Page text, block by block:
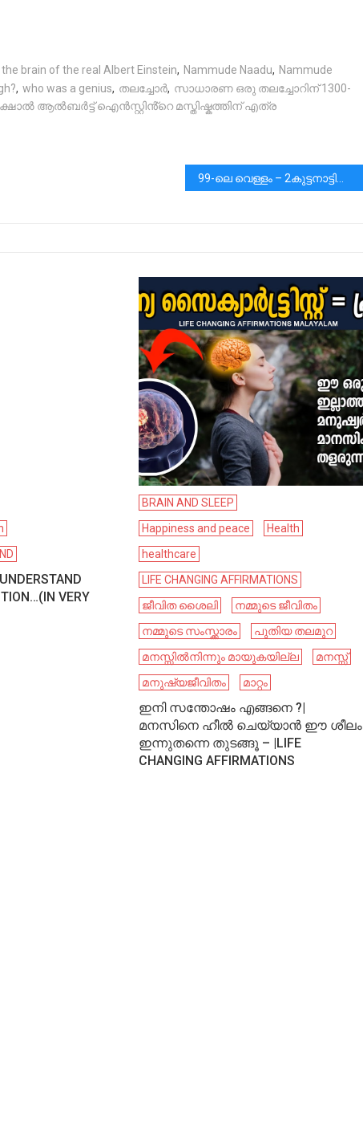
brain of the real Albert Einstein, Nammude Naadu, Nammude
, who was a genius, തലച്ചോർ, സാധാരണ ഒരു തലച്ചോറിന് 1300-
ആൽബർട്ട് ഐൻസ്റ്റിൻ്റെ മസ്തിഷ്കത്തിന് എത്ര
99-ലെ വെള്ളം – 2കുട്ടനാട്ടിൽ പെട്ടകങ്ങൾ
VERY
BRAIN AND SLEEP
Happiness and peace
Health
healthcare
LIFE CHANGING AFFIRMATIONS
ജീവിത ശൈലി
നമ്മുടെ ജീവിതം
നമ്മുടെ സംസ്ക്കാരം
പുതിയ തലമുറ
മനസ്സിൽനിന്നും മായുകയില്ല
മനസ്സ്
മനുഷ്യജീവിതം
മാറ്റം
ഇനി സന്തോഷം എങ്ങനെ ?|
മനസിനെ ഹീൽ ചെയ്യാൻ ഈ ശീലം
ഇന്നുതന്നെ തുടങ്ങൂ – |LIFE
CHANGING AFFIRMATIONS